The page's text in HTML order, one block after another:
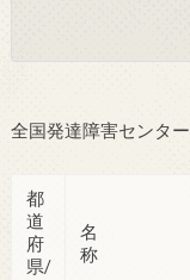
全国発達障害センター
都
道
府
県/
称